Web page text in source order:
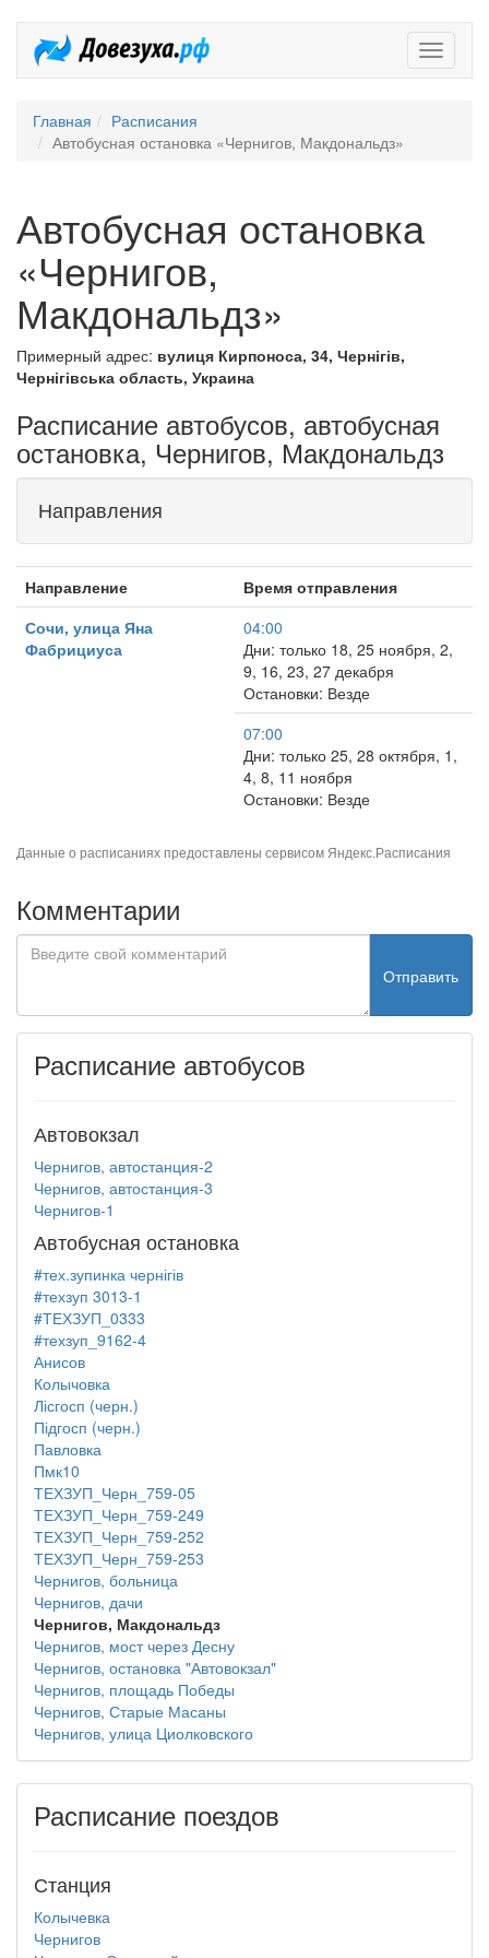
Главная
Расписания
Автобусная остановка «Чернигов, Макдональдз»
Автобусная остановка
«Чернигов,
Макдональдз»
Примерный адрес: вулиця Кирпоноса, 34, Чернігів,
Чернігівська область, Украина
Расписание автобусов, автобусная
остановка, Чернигов, Макдональдз
Направления
Направление
Время отправления
Сочи, улица Яна
Фабрициуса
04:00
Дни: только 18, 25 ноября, 2,
9, 16, 23, 27 декабря
Остановки: Везде
07:00
Дни: только 25, 28 октября, 1,
4, 8, 11 ноября
Остановки: Везде
Данные о расписаниях предоставлены сервисом Яндекс.Расписания
Комментарии
Отправить
Расписание автобусов
Автовокзал
Чернигов, автостанция-2
Чернигов, автостанция-3
Чернигов-1
Автобусная остановка
#тех.зупинка чернігів
#техзуп 3013-1
#ТЕХЗУП_0333
#техзуп_9162-4
Анисов
Колычовка
Лісгосп (черн.)
Підгосп (черн.)
Павловка
Пмк10
ТЕХЗУП_Черн_759-05
ТЕХЗУП_Черн_759-249
ТЕХЗУП_Черн_759-252
ТЕХЗУП_Черн_759-253
Чернигов, больница
Чернигов, дачи
Чернигов, Макдональдз
Чернигов, мост через Десну
Чернигов, остановка "Автовокзал"
Чернигов, площадь Победы
Чернигов, Старые Масаны
Чернигов, улица Циолковского
Расписание поездов
Станция
Колычевка
Чернигов